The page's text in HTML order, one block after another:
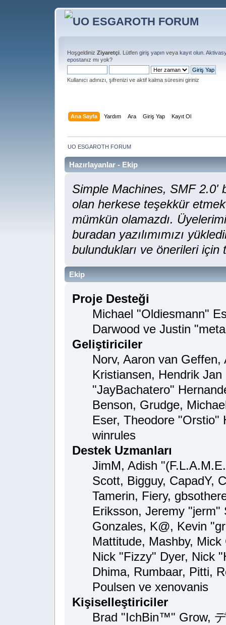
Hoşgeldiniz Ziyaretçi . Lütfen giriş yapın veya kayıt olun
epostanız mı yok?
Kullanıcı adınızı, şifrenizi ve aktif kalma süresini giriniz
Ana Sayfa Yardım Ara Giriş Yap Kayıt Ol
UO ESGAROTH FORUM
Hazırlayanlar - Ekip
Simple Machines, SMF 2.0'
olan herkese teşekkür
mümkün olamazdı.
buradan yazılımımızı
bulundukları ve önerileri için
Ekip
Proje Desteği
Michael "Oldiesmann"
Darwood ve Justin
Geliştiriciler
Norv, Aaron van
Kristiansen, Hendrik
"JayBachatero"
Benson, Grudge,
Eser, Theodore "Orstio"
winrules
Destek Uzmanları
JimM, Adish
Scott, Bigguy, CapadY,
Tamerin, Fiery,
Eriksson, Jeremy
Gonzales, K@, Kevin
Mattitude, Mashby,
Nick "Fizzy" Dyer, Nick
Dhima, Rumbaar, Pitti,
Poulsen ve xenovanis
Kişiselleştiriciler
Brad "IchBin™" Grow,